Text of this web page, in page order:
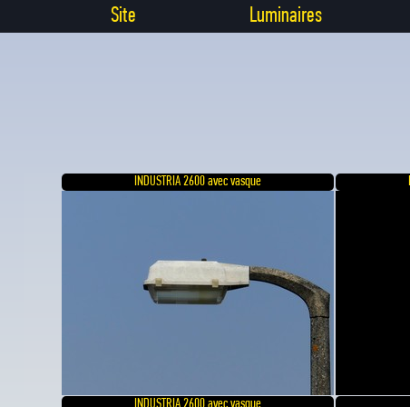
Site Luminaires
INDUSTRIA 2600 avec vasque